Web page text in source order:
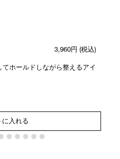
3,960円 (税込)
ホールドしながら整えるアイ
に入れる